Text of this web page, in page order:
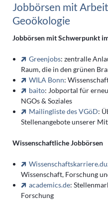
Jobbörsen mit
Geoökologie
Jobbörsen mit Schwerpunkt
Greenjobs: zentralle
Raum, die in den grünen
WILA Bonn:
baito: Jobportal für
NGOs & Soziales
Mailingliste des VGöD:
Stellenangebote unserer
Wissenschaftliche Jobbörsen
Wissenschaft, Forschung
academics.de:
Forschung